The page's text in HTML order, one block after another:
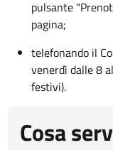
pulsante
pagina;
telefonando il
venerdì dalle 8
festivi).
Cosa